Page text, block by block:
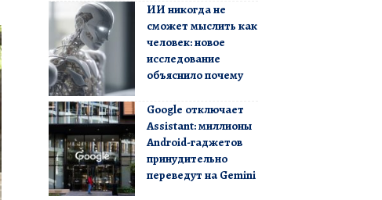
ИИ никогда не
сможет мыслить как
человек: новое
исследование
объяснило почему
Google отключает
Assistant: миллионы
Android-гаджетов
принудительно
переведут на Gemini